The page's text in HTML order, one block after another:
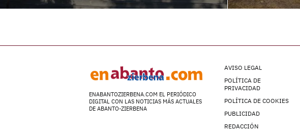
ENABANTOZIERBENA.COM EL PERIÓDICO
DIGITAL CON LAS NOTICIAS MÁS ACTUALES
DE ABANTO-ZIERBENA
AVISO LEGAL
POLÍTICA DE
PRIVACIDAD
POLÍTICA DE COOKIES
PUBLICIDAD
REDACCIÓN